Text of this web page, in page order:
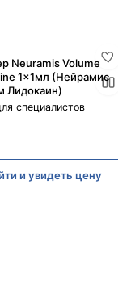
Neuramis Volume
1x1мл (Нейрамис
Лидокаин)
специалистов
и увидеть цену